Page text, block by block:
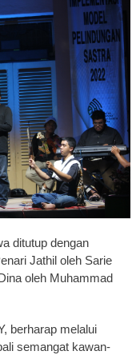
ditutup dengan
Jathil oleh Sarie
oleh Muhammad
berharap melalui
semangat kawan-